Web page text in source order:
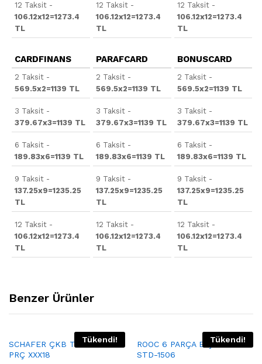
12 Taksit -
106.12x12=1273.4
TL
12 Taksit -
106.12x12=1273.4
TL
12 Taksit -
106.12x12=1273.4
TL
CARDFINANS
2 Taksit -
569.5x2=1139 TL
3 Taksit -
379.67x3=1139 TL
6 Taksit -
189.83x6=1139 TL
9 Taksit -
137.25x9=1235.25
TL
12 Taksit -
106.12x12=1273.4
TL
PARAFCARD
2 Taksit -
569.5x2=1139 TL
3 Taksit -
379.67x3=1139 TL
6 Taksit -
189.83x6=1139 TL
9 Taksit -
137.25x9=1235.25
TL
12 Taksit -
106.12x12=1273.4
TL
BONUSCARD
2 Taksit -
569.5x2=1139 TL
3 Taksit -
379.67x3=1139 TL
6 Taksit -
189.83x6=1139 TL
9 Taksit -
137.25x9=1235.25
TL
12 Taksit -
106.12x12=1273.4
TL
Benzer Ürünler
Tükendi!
SCHAFER ÇKB TAKIMI 90
PRÇ XXX18
Tükendi!
ROOC 6 PARÇA BIÇAK SETİ
STD-1506